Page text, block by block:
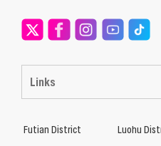
Links
Futian District Luohu